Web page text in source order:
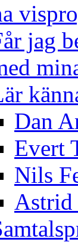
jag
Dan
Evert
Nils
Astrid